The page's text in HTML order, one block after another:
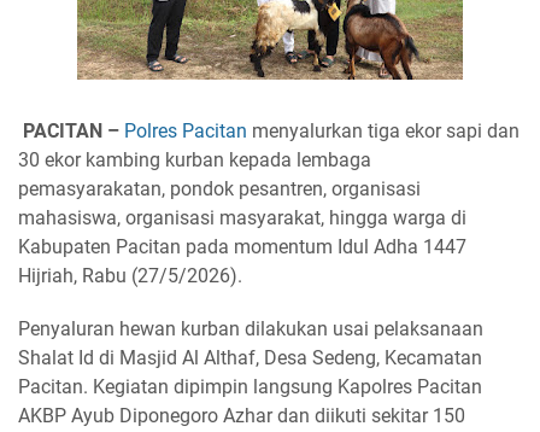
PACITAN – Polres Pacitan menyalurkan tiga ekor sapi dan
30 ekor kambing kurban kepada lembaga
pemasyarakatan, pondok pesantren, organisasi
mahasiswa, organisasi masyarakat, hingga warga di
Kabupaten Pacitan pada momentum Idul Adha 1447
Hijriah, Rabu (27/5/2026).
Penyaluran hewan kurban dilakukan usai pelaksanaan
Shalat Id di Masjid Al Althaf, Desa Sedeng, Kecamatan
Pacitan. Kegiatan dipimpin langsung Kapolres Pacitan
AKBP Ayub Diponegoro Azhar dan diikuti sekitar 150